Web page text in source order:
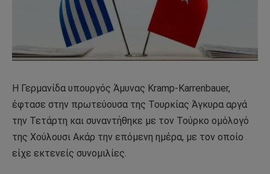
Η Γερμανίδα υπουργός Άμυνας Kramp-Karrenbauer,
έφτασε στην πρωτεύουσα της Τουρκίας Άγκυρα αργά
την Τετάρτη και συναντήθηκε με τον Τούρκο ομόλογό
της Χούλουσι Ακάρ την επόμενη ημέρα, με τον οποίο
είχε εκτενείς συνομιλίες.